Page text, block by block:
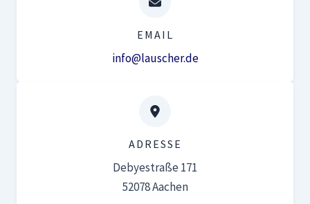
EMAIL
info@lauscher.de
ADRESSE
Debyestraße 171
52078 Aachen